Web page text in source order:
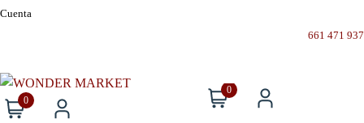
Cuenta
661 471 937
0
0